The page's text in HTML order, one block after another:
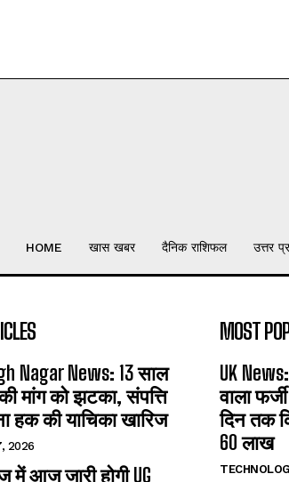
HOME खास खबर दैनिक राशिफल उत्तर
Nagar News: 13 साल
मांग को झटका, संपत्ति
हक की याचिका खारिज
2026
में आज जारी होगी UG
MOST
UK
वाला
दिन तक
60 लाख